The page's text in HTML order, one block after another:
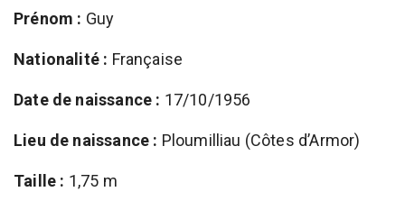
Prénom : Guy
Nationalité : Française
Date de naissance : 17/10/1956
Lieu de naissance : Ploumilliau (Côtes d’Armor)
Taille : 1,75 m